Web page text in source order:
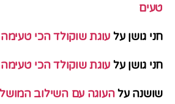
טעים
חני גושן על עוגת שוקולד הכי
חני גושן על עוגת שוקולד הכי
שושנה עלהעוגה עם השילוב